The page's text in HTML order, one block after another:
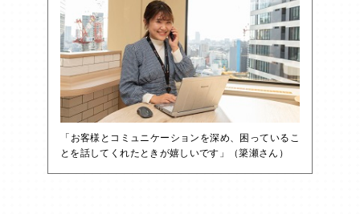
「お客様とコミュニケーションを深め、困っているこ
とを話してくれたときが嬉しいです」（簗瀬さん）